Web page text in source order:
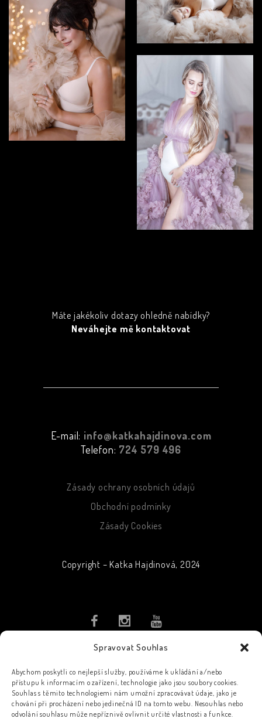
Spravovat Souhlas
Abychom poskytli co nejlepší služby, používáme k ukládání a/nebo
přístupu k informacím o zařízení, technologie jako jsou soubory cookies.
Souhlas s těmito technologiemi nám umožní zpracovávat údaje, jako je
chování při procházení nebo jedinečná ID na tomto webu. Nesouhlas nebo
odvolání souhlasu může nepříznivě ovlivnit určité vlastnosti a funkce.
Máte jakékoliv dotazy ohledně nabídky?
Neváhejte mě kontaktovat
E-mail: info@katkahajdinova.com
Telefon: 724 579 496
Zásady ochrany osobních údajů
Obchodní podmínky
Zásady Cookies
Copyright – Katka Hajdinová, 2024
PŘIHLASTE SE K ODBĚRU
NOVINEK